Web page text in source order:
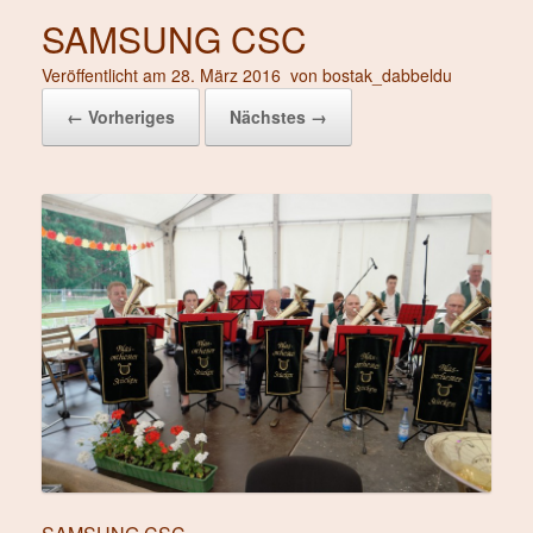
SAMSUNG CSC
Veröffentlicht am 28. März 2016 von bostak_dabbeldu
← Vorheriges
Nächstes →